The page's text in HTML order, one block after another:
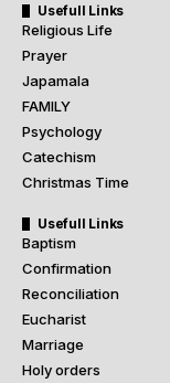
Usefull Links
Religious Life
Prayer
Japamala
FAMILY
Psychology
Catechism
Christmas Time
Usefull Links
Baptism
Confirmation
Reconciliation
Eucharist
Marriage
Holy orders